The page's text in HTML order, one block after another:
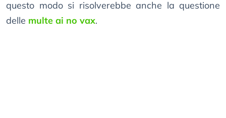
questo modo si risolverebbe anche la questione
delle multe ai no vax.